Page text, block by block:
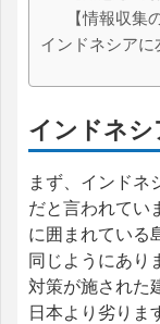
【情報収集
インドネシア
インドネシ
まず、インドネ
だと言われてい
に囲まれている
同じようにあり
対策が施された
日本より劣りま